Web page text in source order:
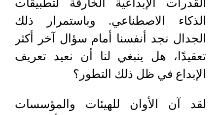
القدرات الإبداعية الخارقة لتطبيقات
الذكاء الاصطناعي. وباستمرار ذلك
الجدال نجد أنفسنا أمام سؤال آخر أكثر
تعقيدًا، هل ينبغي لنا أن نعيد تعريف
الإبداع في ظل ذلك التطور؟
لقد آن الأوان للهيئات والمؤسسات